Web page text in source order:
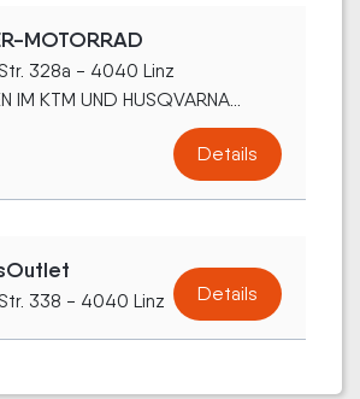
MOTORRAD
328a - 4040 Linz
IM KTM UND HUSQVARNA...
Details
338 - 4040 Linz Details